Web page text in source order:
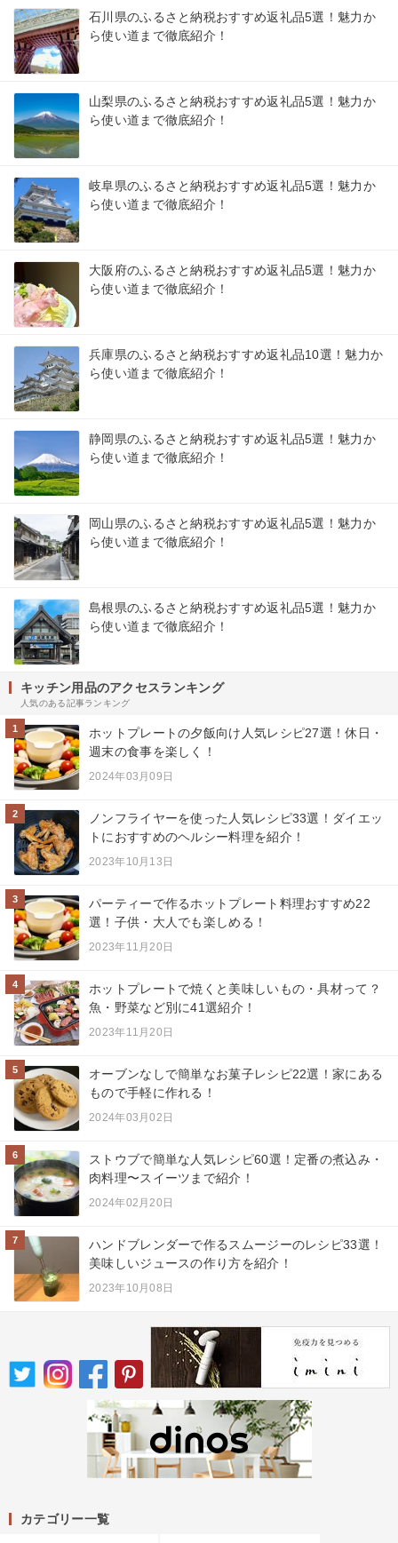
石川県のふるさと納税おすすめ返礼品5選！魅力か
ら使い道まで徹底紹介！
山梨県のふるさと納税おすすめ返礼品5選！魅力か
ら使い道まで徹底紹介！
岐阜県のふるさと納税おすすめ返礼品5選！魅力か
ら使い道まで徹底紹介！
大阪府のふるさと納税おすすめ返礼品5選！魅力か
ら使い道まで徹底紹介！
兵庫県のふるさと納税おすすめ返礼品10選！魅力か
ら使い道まで徹底紹介！
静岡県のふるさと納税おすすめ返礼品5選！魅力か
ら使い道まで徹底紹介！
岡山県のふるさと納税おすすめ返礼品5選！魅力か
ら使い道まで徹底紹介！
島根県のふるさと納税おすすめ返礼品5選！魅力か
ら使い道まで徹底紹介！
キッチン用品のアクセスランキング
人気のある記事ランキング
1
ホットプレートの夕飯向け人気レシピ27選！休日・
週末の食事を楽しく！
2024年03月09日
2
ノンフライヤーを使った人気レシピ33選！ダイエッ
トにおすすめのヘルシー料理を紹介！
2023年10月13日
3
パーティーで作るホットプレート料理おすすめ22
選！子供・大人でも楽しめる！
2023年11月20日
4
ホットプレートで焼くと美味しいもの・具材って？
魚・野菜など別に41選紹介！
2023年11月20日
5
オーブンなしで簡単なお菓子レシピ22選！家にある
もので手軽に作れる！
2024年03月02日
6
ストウブで簡単な人気レシピ60選！定番の煮込み・
肉料理〜スイーツまで紹介！
2024年02月20日
7
ハンドブレンダーで作るスムージーのレシピ33選！
美味しいジュースの作り方を紹介！
2023年10月08日
カテゴリー一覧